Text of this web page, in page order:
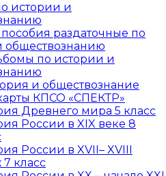
истории и
раздаточные по
обществознанию
по истории и
и обществознание
КПСО «СПЕКТР»
Древнего мира 5 класс
России в XIX веке 8
России в XVII– XVIII
7 класс